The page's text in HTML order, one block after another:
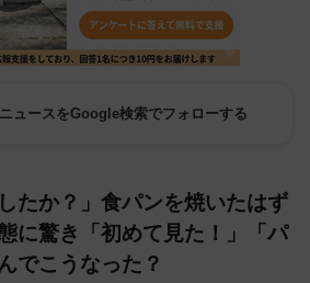
ュースをGoogle検索でフォローする
たか？」食パンを焼いたはず
驚き「初めて見た！」「パ
でこうなった？